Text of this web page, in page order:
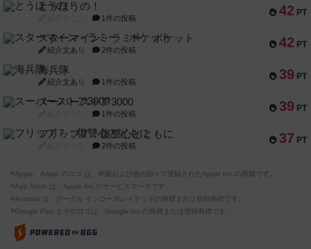
42 PT
とうほうの！
1件の投稿
42 PT
スターマイン・ラミー ポケット
紹介文あり 2件の投稿
39 PT
海兵隊
紹介文あり 1件の投稿
39 PT
スーパーストア3000
1件の投稿
37 PT
フリップ７：復讐心とともに
2件の投稿
※Apple、Apple のロゴ は、米国および他の国々で登録されたApple Inc.の商標です。
※App Store は、Apple Inc.のサービスマークです。
※Android は、グーグル インコーポレイテッドの商標または登録商標です。
※Google Play とそのロゴは、Google Inc.の商標または登録商標です。